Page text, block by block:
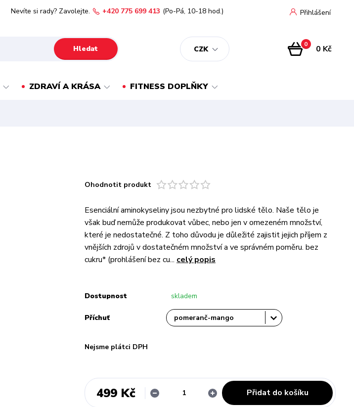
CZK
Přihlášení
Hledat
Nevíte si rady? Zavolejte. +420 775 699 413 (Po-Pá, 10-18 hod.)
0 0 Kč
ZDRAVÍ A KRÁSA FITNESS DOPLŇKY
Ohodnotit produkt
Esenciální aminokyseliny jsou nezbytné pro lidské tělo. Naše tělo je
však buď nemůže produkovat vůbec, nebo jen v omezeném množství,
které je nedostatečné. Z toho důvodu je důležité zajistit jejich příjem z
vnějších zdrojů v dostatečném množství a ve správném poměru. bez
cukru* (prohlášení bez cu... celý popis
Dostupnost skladem
Příchuť
Nejsme plátci DPH
499 Kč Přidat do košíku